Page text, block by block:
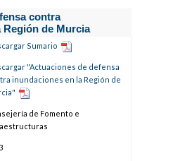
contra
Región de Murcia
Sumario
"Actuaciones de defensa
inundaciones en la Región de
de Fomento e